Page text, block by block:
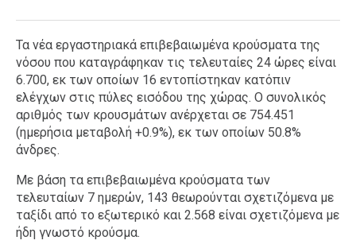
Τα νέα εργαστηριακά επιβεβαιωμένα κρούσματα της
νόσου που καταγράφηκαν τις τελευταίες 24 ώρες είναι
6.700, εκ των οποίων 16 εντοπίστηκαν κατόπιν
ελέγχων στις πύλες εισόδου της χώρας. Ο συνολικός
αριθμός των κρουσμάτων ανέρχεται σε 754.451
(ημερήσια μεταβολή +0.9%), εκ των οποίων 50.8%
άνδρες.
Με βάση τα επιβεβαιωμένα κρούσματα των
τελευταίων 7 ημερών, 143 θεωρούνται σχετιζόμενα με
ταξίδι από το εξωτερικό και 2.568 είναι σχετιζόμενα με
ήδη γνωστό κρούσμα.